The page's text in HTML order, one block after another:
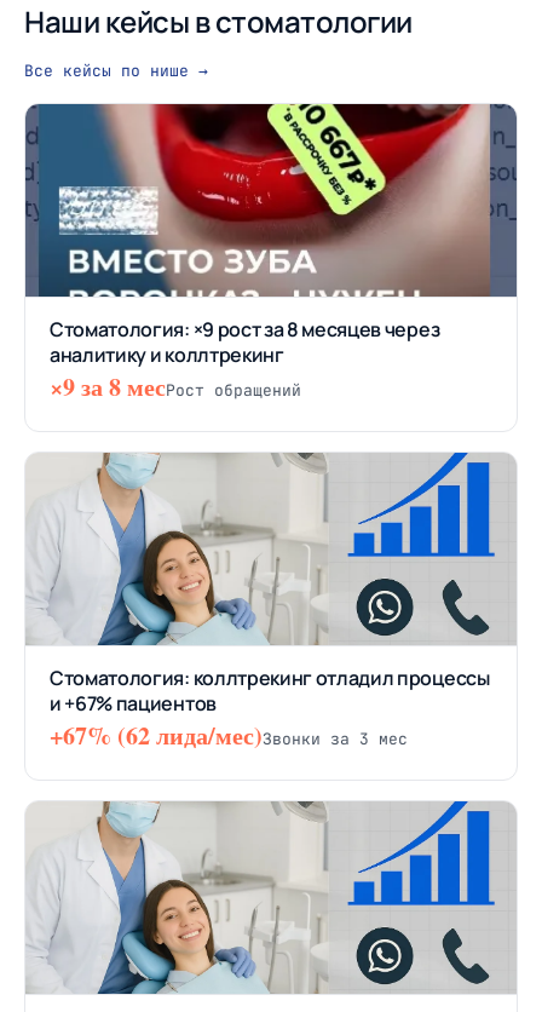
Наши кейсы в стоматологии
Все кейсы по нише →
Стоматология: ×9 рост за 8 месяцев через
аналитику и коллтрекинг
×9 за 8 месРост обращений
Стоматология: коллтрекинг отладил процессы
и +67% пациентов
+67% (62 лида/мес)Звонки за 3 мес